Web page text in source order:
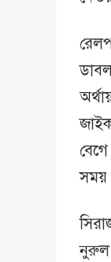
সময়
নুরুল